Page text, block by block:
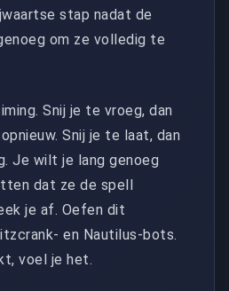
stap nadat de
om ze volledig te
Snij je te vroeg, dan
Snij je te laat, dan
Je wilt je lang genoeg
dat ze de spell
je af. Oefen dit
en Nautilus-bots.
voel je het.